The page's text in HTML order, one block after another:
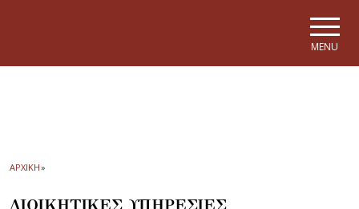
MENU
ΑΡΧΙΚΗ»
ΔΙΟΙΚΗΤΙΚΕΣ ΥΠΗΡΕΣΙΕΣ